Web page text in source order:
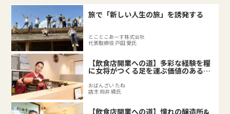
旅で「新しい人生の旅」を誘発する
とことこあーす株式会社
代表取締役 戸田 愛氏
【飲食店開業への道】多彩な経験を糧
に女将がつくる足を運ぶ価値のある料
理店
おばんざい たね
店主 向井 綾氏
【飲食店開業への道】憧れの醸造所&